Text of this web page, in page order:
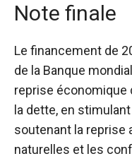
Note finale
Le financement de
de la Banque
reprise économique
la dette, en
soutenant la reprise
naturelles et les